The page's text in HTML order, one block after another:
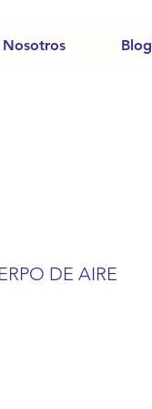
Blog
DE AIRE